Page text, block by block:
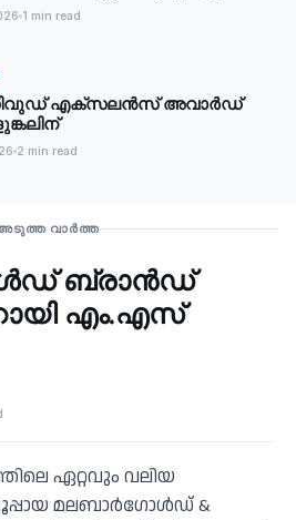
1 min read
എക്സലൻസ് അവാർഡ്
2 min read
വാർത്ത
ബ്രാന്‍ഡ്
എം.എസ്
ഏറ്റവും വലിയ
മലബാര്‍ഗോള്‍ഡ് &